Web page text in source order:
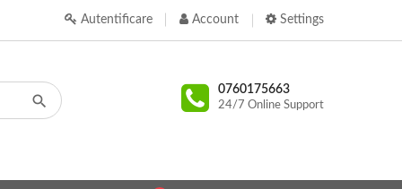
Settings
Account
Autentificare
0760175663
24/7 Online Support